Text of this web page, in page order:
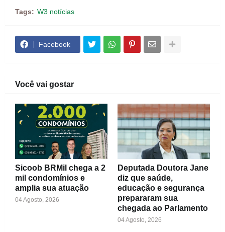
Tags: W3 notícias
Facebook
Você vai gostar
Sicoob BRMil chega a 2
mil condomínios e
amplia sua atuação
04 Agosto, 2026
Deputada Doutora Jane
diz que saúde,
educação e segurança
prepararam sua
chegada ao Parlamento
04 Agosto, 2026